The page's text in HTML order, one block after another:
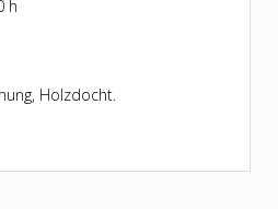
h
Holzdocht.